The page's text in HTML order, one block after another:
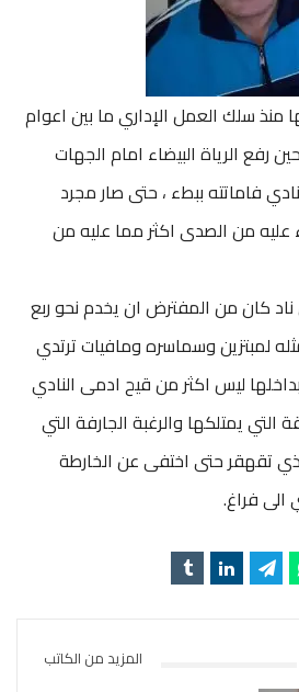
منذ سلك العمل الإداري ما بين اعوام
1987 وحتى العام 1994 حين رفع الرياة البيضاء امام الجهات
فاماتته ببطء ، حتى صار مجرد
عليه من الصدى اكثر مما عليه من
كان من المفترض ان يخدم نحو ربع
لمبتزين وسماسره ومافيات ترتدي
ليس اكثر من قيح ادمى النادي
التي يمتلكها والرغبة الجارفة التي
تقهقر حتى اختفى عن الخارطة
الى فراغ.
المزيد من الكاتب